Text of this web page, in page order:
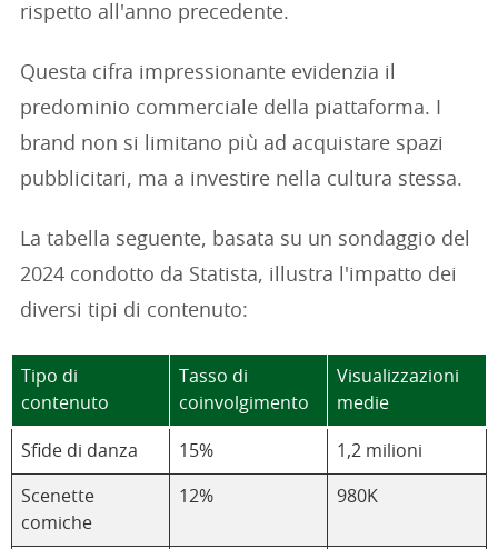
rispetto all'anno precedente.
Questa cifra impressionante evidenzia il
predominio commerciale della piattaforma. I
brand non si limitano più ad acquistare spazi
pubblicitari, ma a investire nella cultura stessa.
La tabella seguente, basata su un sondaggio del
2024 condotto da Statista, illustra l'impatto dei
diversi tipi di contenuto:
Tipo di
contenuto
Tasso di
coinvolgimento
Visualizzazioni
medie
Sfide di danza 15% 1,2 milioni
Scenette
comiche
12% 980K